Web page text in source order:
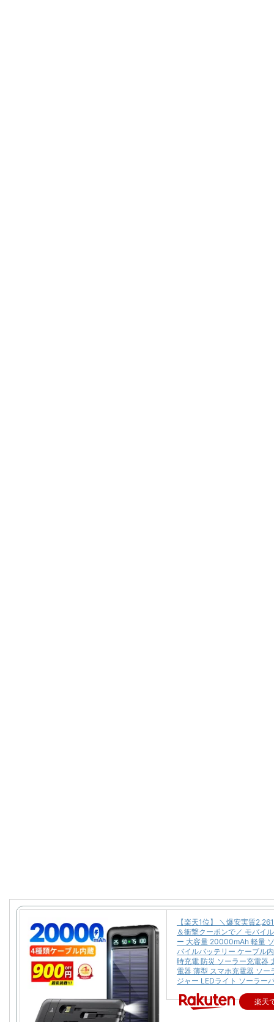
【楽天1位】 ＼爆安実質
＆衝撃クーポンで／ モバイ
ー 大容量 20000mAh 軽量
バイルバッテリー ケーブル
時充電 防災 ソーラー充電器
電器 薄型 スマホ充電器 ソー
ジャー LEDライト ソーラー
楽天